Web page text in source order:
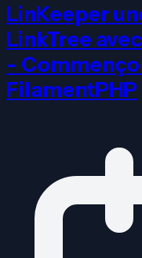
LinKeeper
LinkTree
-
FilamentPHP